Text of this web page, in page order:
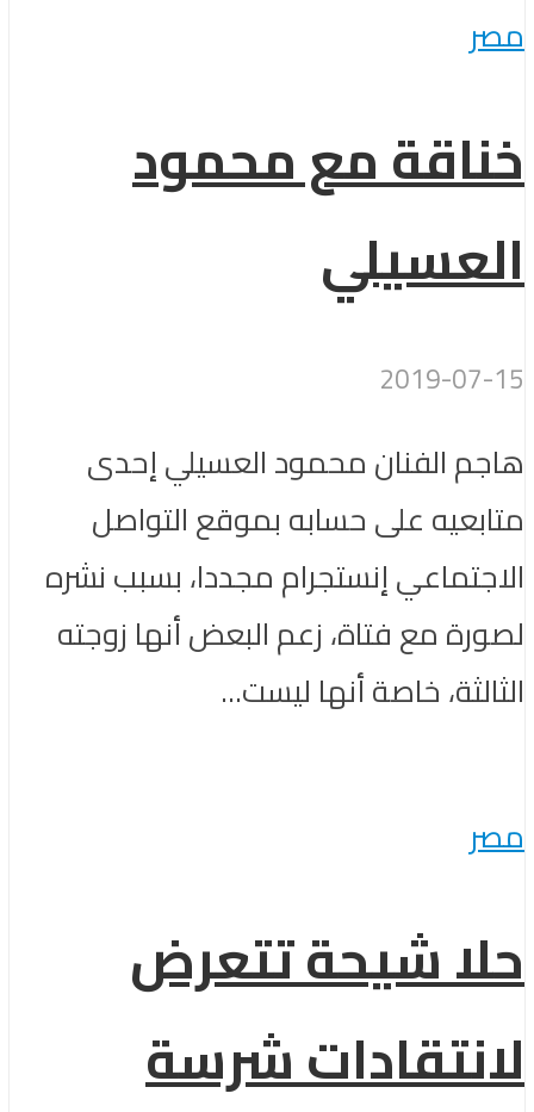
مصر
خناقة مع محمود
العسيلي
2019-07-15
هاجم الفنان محمود العسيلي إحدى
متابعيه على حسابه بموقع التواصل
الاجتماعي إنستجرام مجددا، بسبب نشره
لصورة مع فتاة، زعم البعض أنها زوجته
الثالثة، خاصة أنها ليست...
مصر
حلا شيحة تتعرض
لانتقادات شرسة